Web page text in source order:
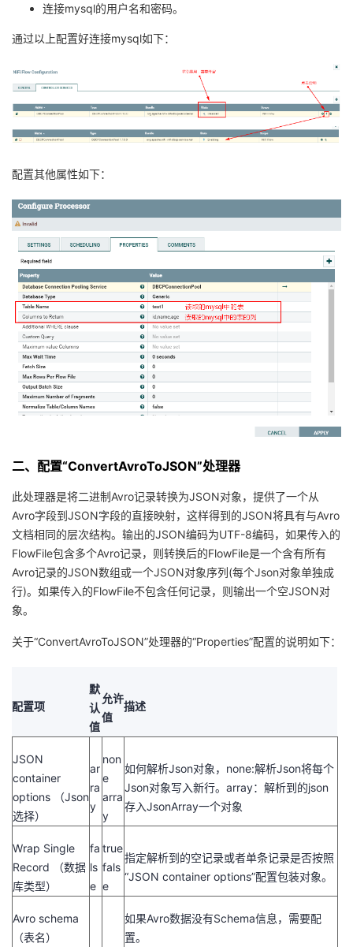
连接mysql的用户名和密码。
通过以上配置好连接mysql如下：
配置其他属性如下：
二、​​​​​​​配置“ConvertAvroToJSON”处理器
此处理器是将二进制Avro记录转换为JSON对象，提供了一个从
Avro字段到JSON字段的直接映射，这样得到的JSON将具有与Avro
文档相同的层次结构。输出的JSON编码为UTF-8编码，如果传入的
FlowFile包含多个Avro记录，则转换后的FlowFile是一个含有所有
Avro记录的JSON数组或一个JSON对象序列(每个Json对象单独成
行)。如果传入的FlowFile不包含任何记录，则输出一个空JSON对
象。
关于“ConvertAvroToJSON”处理器的“Properties”配置的说明如下：
配置项
默
认
值
允许
值
描述
JSON
container
options （Json
选择）
ar
ra
y
non
e
arra
y
如何解析Json对象，none:解析Json将每个
Json对象写入新行。array：解析到的json
存入JsonArray一个对象
Wrap Single
Record （数据
库类型）
fa
ls
e
true
fals
e
指定解析到的空记录或者单条记录是否按照
“JSON container options”配置包装对象。
Avro schema
（表名）
如果Avro数据没有Schema信息，需要配
置。